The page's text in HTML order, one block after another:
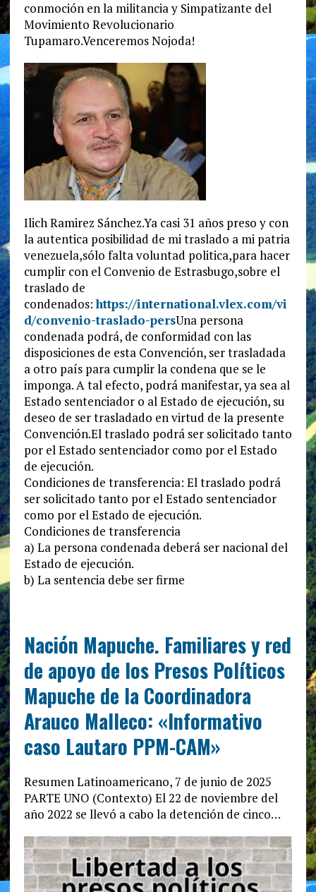
conmoción en la militancia y Simpatizante del
Movimiento Revolucionario
Tupamaro.Venceremos Nojoda!
Ilich Ramirez Sánchez.Ya casi 31 años preso y con
la autentica posibilidad de mi traslado a mi patria
venezuela,sólo falta voluntad politica,para hacer
cumplir con el Convenio de Estrasbugo,sobre el
traslado de
condenados:https://international.vlex.com/vi
d/convenio-traslado-persUna persona
condenada podrá, de conformidad con las
disposiciones de esta Convención, ser trasladada
a otro país para cumplir la condena que se le
imponga. A tal efecto, podrá manifestar, ya sea al
Estado sentenciador o al Estado de ejecución, su
deseo de ser trasladado en virtud de la presente
Convención.El traslado podrá ser solicitado tanto
por el Estado sentenciador como por el Estado
de ejecución.
Condiciones de transferencia: El traslado podrá
ser solicitado tanto por el Estado sentenciador
como por el Estado de ejecución.
Condiciones de transferencia
a) La persona condenada deberá ser nacional del
Estado de ejecución.
b) La sentencia debe ser firme
Nación Mapuche. Familiares y red
de apoyo de los Presos Políticos
Mapuche de la Coordinadora
Arauco Malleco: «Informativo
caso Lautaro PPM-CAM»
Resumen Latinoamericano, 7 de junio de 2025
PARTE UNO (Contexto) El 22 de noviembre del
año 2022 se llevó a cabo la detención de cinco…